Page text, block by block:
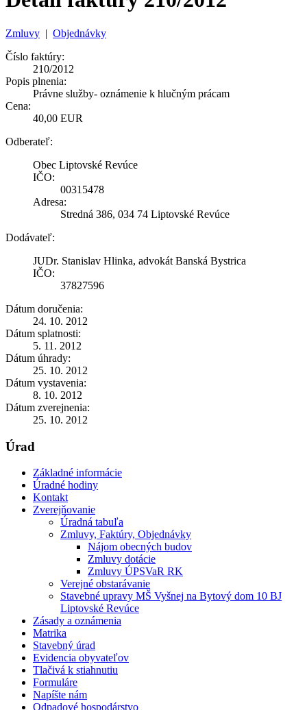
Zmluvy | Objednávky
Číslo faktúry:
210/2012
Popis plnenia:
Právne služby- oznámenie k hlučným prácam
Cena:
40,00 EUR
Odberateľ:
Obec Liptovské Revúce
IČO:
00315478
Adresa:
Stredná 386, 034 74 Liptovské Revúce
Dodávateľ:
JUDr. Stanislav Hlinka, advokát Banská Bystrica
IČO:
37827596
Dátum doručenia:
24. 10. 2012
Dátum splatnosti:
5. 11. 2012
Dátum úhrady:
25. 10. 2012
Dátum vystavenia:
8. 10. 2012
Dátum zverejnenia:
25. 10. 2012
Úrad
Základné informácie
Úradné hodiny
Kontakt
Zverejňovanie
Úradná tabuľa
Zmluvy, Faktúry, Objednávky
Nájom obecných budov
Zmluvy dotácie
Zmluvy ÚPSVaR RK
Verejné obstarávanie
Stavebné upravy MŠ Vyšnej na Bytový dom 10 BJ
Liptovské Revúce
Zásady a oznámenia
Matrika
Stavebný úrad
Evidencia obyvateľov
Tlačivá k stiahnutiu
Formuláre
Napíšte nám
Odpadové hospodárstvo